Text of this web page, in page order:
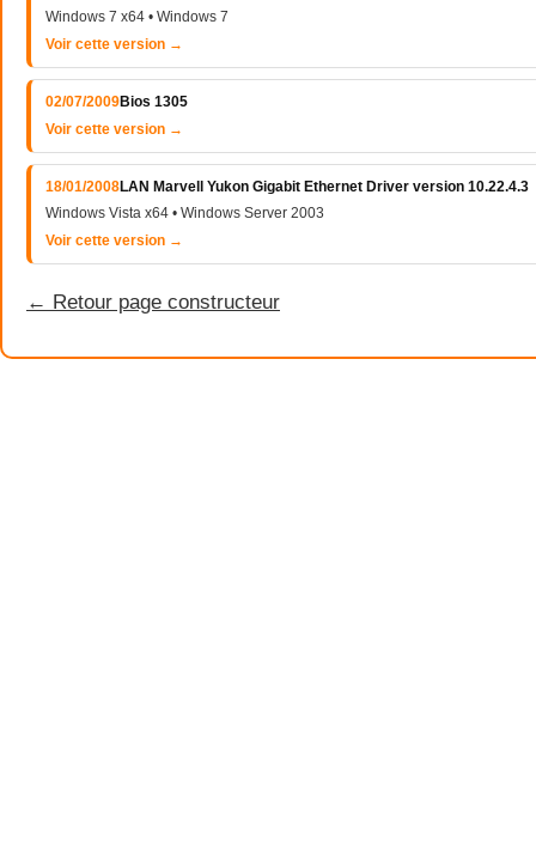
Windows 7 x64 • Windows 7
Voir cette version →
02/07/2009Bios 1305
Voir cette version →
18/01/2008LAN Marvell Yukon Gigabit Ethernet Driver version 10.22.4.3
Windows Vista x64 • Windows Server 2003
Voir cette version →
← Retour page constructeur